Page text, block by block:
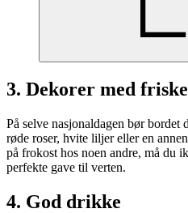
3. Dekorer med
På selve nasjonaldagen bør bordet
røde roser, hvite liljer eller en
på frokost hos noen andre, må du
perfekte gave til verten.
4. God drikke